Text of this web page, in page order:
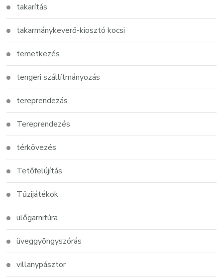
takarítás
takarmánykeverő-kiosztó kocsi
temetkezés
tengeri szállítmányozás
tereprendezás
Tereprendezés
térkövezés
Tetőfelújítás
Tűzijátékok
ülőgarnitúra
üveggyöngyszórás
villanypásztor